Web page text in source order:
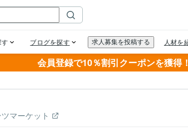
会員登録で10％割引クーポンを獲得！
マーケット